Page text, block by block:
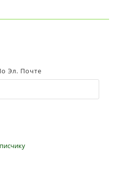
Эл. Почте